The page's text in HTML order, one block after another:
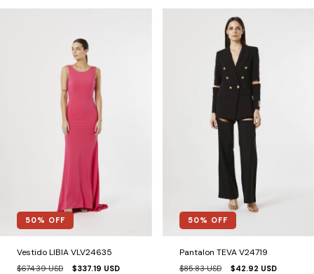
50% OFF
Vestido LIBIA VLV24635
$674.39 USD $337.19 USD
50% OFF
Pantalon TEVA V24719
$85.83 USD $42.92 USD